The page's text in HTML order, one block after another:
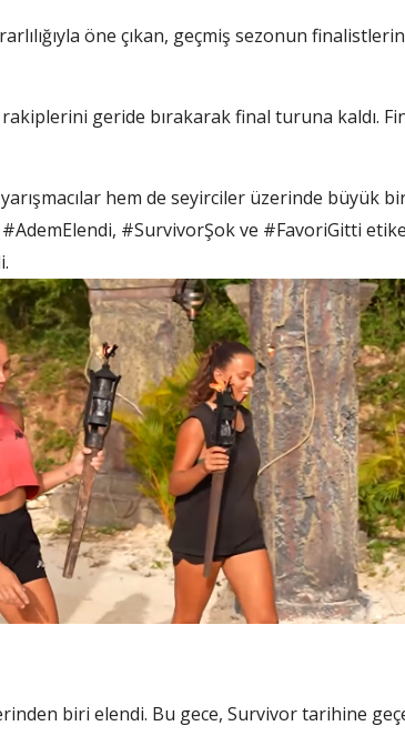
öne çıkan, geçmiş sezonun
geride bırakarak final turuna kaldı.
hem de seyirciler üzerinde büyük
#SurvivorŞok ve #FavoriGitti
biri elendi. Bu gece, Survivor tarihine